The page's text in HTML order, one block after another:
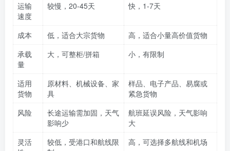
运输
速度
较慢，20-45天 快，1-7天
成本 低，适合大宗货物
高，适合小量高价值货物
承载
量
大，可整柜/拼箱 小，有限制
适用
货物
原材料、机械设备、家
具
样品、电子产品、易腐或
紧急货物
风险
长途运输需加固，天气
影响少
航班延误风险，天气影响
大
灵活
较低，受港口和航线限
高，可选择多航线和机场